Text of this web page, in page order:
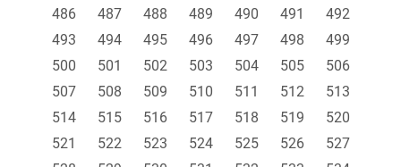
486
487 488 489 490 491
492
493
494 495 496 497 498
499
500
501 502 503 504 505
506
507
508 509 510 511 512
513
514
515 516 517 518 519
520
521
522 523 524 525 526
527